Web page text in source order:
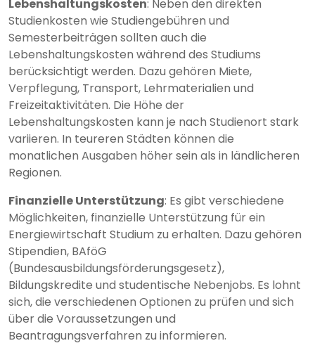
Lebenshaltungskosten: Neben den direkten
Studienkosten wie Studiengebühren und
Semesterbeiträgen sollten auch die
Lebenshaltungskosten während des Studiums
berücksichtigt werden. Dazu gehören Miete,
Verpflegung, Transport, Lehrmaterialien und
Freizeitaktivitäten. Die Höhe der
Lebenshaltungskosten kann je nach Studienort stark
variieren. In teureren Städten können die
monatlichen Ausgaben höher sein als in ländlicheren
Regionen.
Finanzielle Unterstützung: Es gibt verschiedene
Möglichkeiten, finanzielle Unterstützung für ein
Energiewirtschaft Studium zu erhalten. Dazu gehören
Stipendien, BAföG
(Bundesausbildungsförderungsgesetz),
Bildungskredite und studentische Nebenjobs. Es lohnt
sich, die verschiedenen Optionen zu prüfen und sich
über die Voraussetzungen und
Beantragungsverfahren zu informieren.